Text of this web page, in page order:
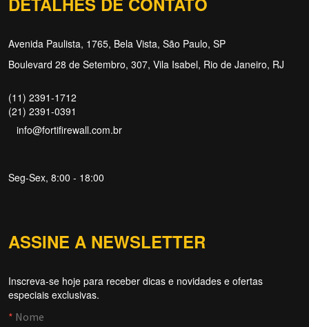
Avenida Paulista, 1765, Bela Vista, São Paulo, SP
Boulevard 28 de Setembro, 307, Vila Isabel, Rio de Janeiro, RJ
(11) 2391-1712
(21) 2391-0391
info@fortifirewall.com.br
Seg-Sex, 8:00 - 18:00
ASSINE A NEWSLETTER
Inscreva-se hoje para receber dicas e novidades e ofertas
especiais exclusivas.
Forti Firewall